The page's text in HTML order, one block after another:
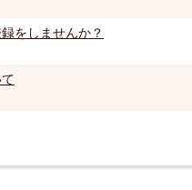
をしませんか？